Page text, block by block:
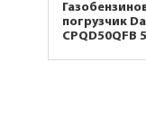
погрузчик
CPQD50QFB